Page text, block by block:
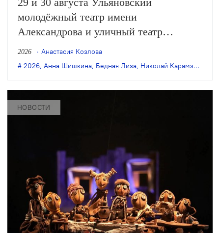
молодёжный театр имени
Александрова и уличный театр
«Странствующие куклы господина
Пэжо» из Санкт-Петербурга покажут
«Бедная Лиза» по одноимённой
повести Карамзина. Постановка
2026
Анастасия Козлова
2026, Анна Шишкина, Бедная Лиза, Николай Карамзин
НОВОСТИ